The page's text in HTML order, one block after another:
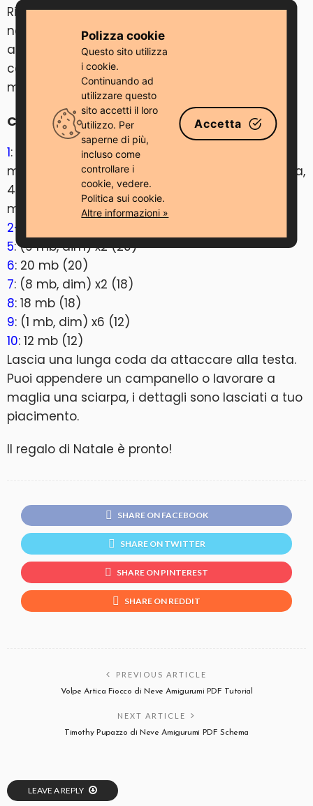
Ripetere le istruzioni della “prima gamba” ma
non tagliare il filo. Riempire leggermente,
appiattire l’apertura e chiuderla con 4 mb, 3
catenelle e unire alla prima gamba facendo 4
mb per chiuderla. Ora continuare con il corpo.
Corpo
1: cat 1, gira, un solo giro: 4 mb in una gamba, 3
mb nelle 3 catenelle, 4 mb nell’altra gamba, gira,
4 mb in una gamba, 3 mb nelle 3 catenelle, 4
mb nell’altra gamba (22)
2-4
5: (9 mb, dim) x2 (20)
6: 20 mb (20)
7: (8 mb, dim) x2 (18)
8: 18 mb (18)
9: (1 mb, dim) x6 (12)
10: 12 mb (12)
Lascia una lunga coda da attaccare alla testa.
Puoi appendere un campanello o lavorare a
maglia una sciarpa, i dettagli sono lasciati a tuo
piacimento.
Il regalo di Natale è pronto!
SHARE ON FACEBOOK
SHARE ON TWITTER
SHARE ON PINTEREST
SHARE ON REDDIT
PREVIOUS ARTICLE
Volpe Artica Fiocco di Neve Amigurumi PDF Tutorial
NEXT ARTICLE
Timothy Pupazzo di Neve Amigurumi PDF Schema
LEAVE A REPLY
Polizza cookie
Questo sito utilizza
i cookie.
Continuando ad
utilizzare questo
sito accetti il ​​loro
utilizzo. Per
saperne di più,
incluso come
controllare i
cookie, vedere.
Politica sui cookie.
Altre informazioni »
Accetta